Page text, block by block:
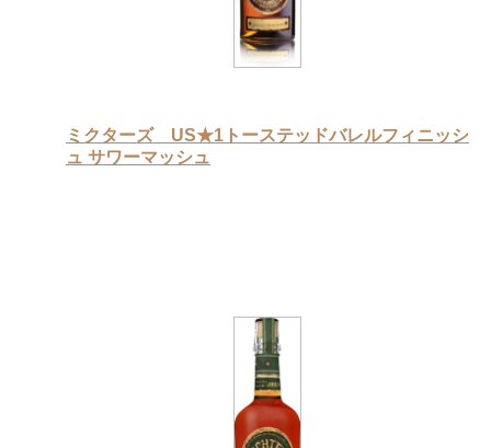
ミクターズ US★1トーステッドバレルフィニッシ
ュ サワーマッシュ